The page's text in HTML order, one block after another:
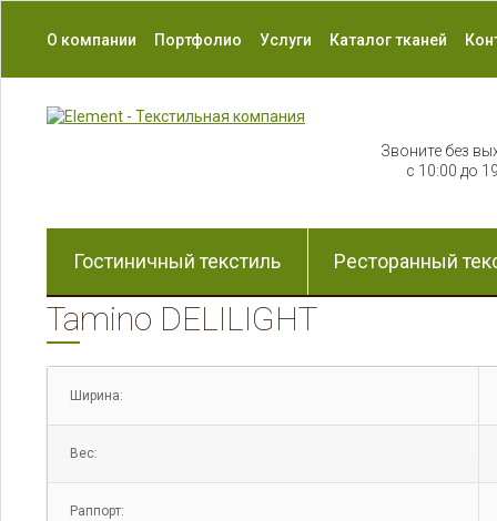
О компании Портфолио Услуги Каталог тканей
Звоните без
с 10:00 до
Гостиничный текстиль Ресторанный
Tamino DELILIGHT
Ширина:
Вес:
Раппорт: